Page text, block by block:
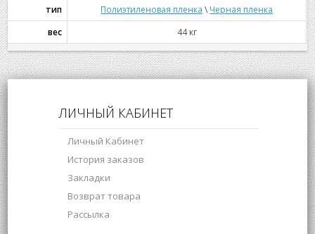
тип
Полиэтиленовая пленка \ Черная пленка
вес
44 кг
ЛИЧНЫЙ КАБИНЕТ
Личный Кабинет
История заказов
Закладки
Возврат товара
Рассылка